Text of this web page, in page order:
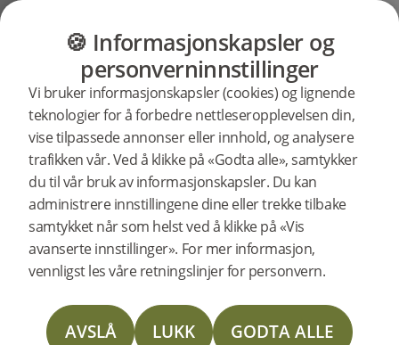
GULV MØBLER PRODUKTER
🍪 Informasjonskapsler og
personverninnstillinger
Vi bruker informasjonskapsler (cookies) og lignende
teknologier for å forbedre nettleseropplevelsen din,
vise tilpassede annonser eller innhold, og analysere
trafikken vår. Ved å klikke på «Godta alle», samtykker
du til vår bruk av informasjonskapsler. Du kan
administrere innstillingene dine eller trekke tilbake
samtykket når som helst ved å klikke på «Vis
avanserte innstillinger». For mer informasjon,
vennligst les våre retningslinjer for personvern.
AVSLÅ LUKK GODTA ALLE
Søkestøtte
etter
spesifikke
produkter
238071 Trappenese Åpen trapp Misty White eik 1400 mm
Brukerstøtte Produktstøtte Trappeneser
Trappenese Åpen trapp Misty
White eik 1400 mm støtte
Installation instructions Stair nosing for Open
Staircase
Installation instructions Stair nosing for Closed
Staircase